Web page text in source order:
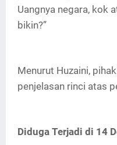
Uangnya negara, kok
bikin?”
Menurut Huzaini,
penjelasan rinci atas
Diduga Terjadi di 14